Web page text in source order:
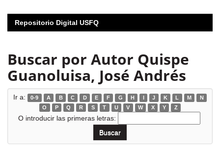
Repositorio Digital USFQ
Buscar por Autor Quispe
Guanoluisa, José Andrés
Ir a: 0-9 A B C D E F G H I J K L M
N
O
P Q R S T U V W X Y Z
O introducir las primeras letras: